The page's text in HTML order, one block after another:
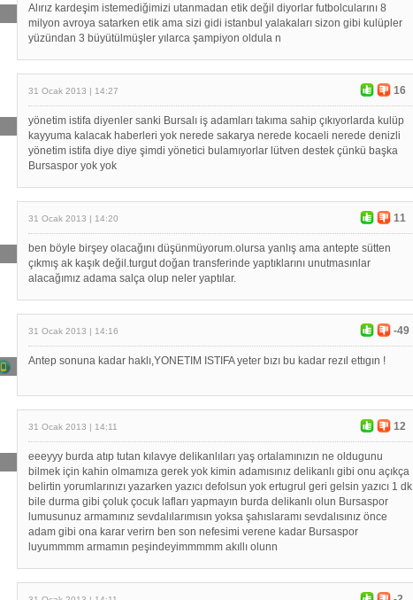
Alırız kardeşim istemediğimizi utanmadan etik değil diyorlar futbolcularını 8
milyon avroya satarken etik ama sizi gidi istanbul yalakaları sizon gibi kulüpler
yüzündan 3 büyütülmüşler yılarca şampiyon oldula n
31 Ocak 2013 | 14:27 16
yönetim istifa diyenler sanki Bursalı iş adamları takıma sahip çıkıyorlarda kulüp
kayyuma kalacak haberleri yok nerede sakarya nerede kocaeli nerede denizli
yönetim istifa diye diye şimdi yönetici bulamıyorlar lütven destek çünkü başka
Bursaspor yok yok
31 Ocak 2013 | 14:20 11
ben böyle birşey olacağını düşünmüyorum.olursa yanlış ama antepte sütten
çıkmış ak kaşık değil.turgut doğan transferinde yaptıklarını unutmasınlar
alacağımız adama salça olup neler yaptılar.
31 Ocak 2013 | 14:16 -49
Antep sonuna kadar haklı,YONETIM ISTIFA yeter bızı bu kadar rezıl ettıgın !
31 Ocak 2013 | 14:11 12
eeeyyy burda atıp tutan kılavye delikanlıları yaş ortalamınızın ne oldugunu
bilmek için kahin olmamıza gerek yok kimin adamısınız delikanlı gibi onu açıkça
belirtin yorumlarınızı yazarken yazıcı defolsun yok ertugrul geri gelsin yazıcı 1 dk
bile durma gibi çoluk çocuk lafları yapmayın burda delikanlı olun Bursaspor
lumusunuz armamınız sevdalılarımısın yoksa şahıslaramı sevdalısınız önce
adam gibi ona karar verirn ben son nefesimi verene kadar Bursaspor
luyummmm armamın peşindeyimmmmm akıllı olunn